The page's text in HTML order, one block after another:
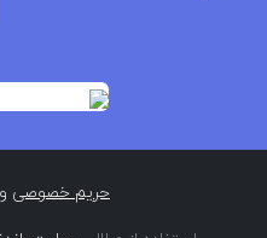
حریم خصوصی و